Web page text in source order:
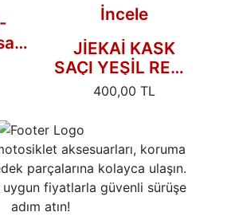
İncele
JİEKAİ KASK
SAÇI YEŞİL RENK
AFRİKA ÖRGÜ
400,00 TL
aksesuarları, koruma
parçalarına kolayca ulaşın.
fiyatlarla güvenli sürüşe
adım atın!